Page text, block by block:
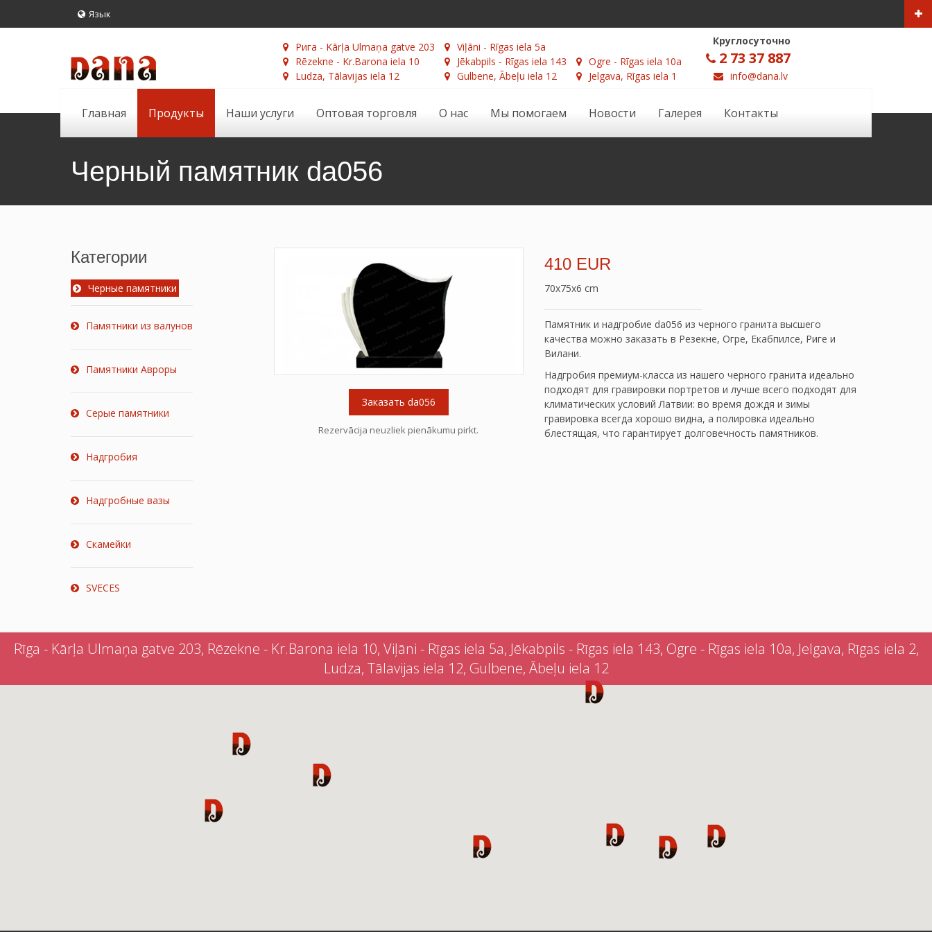
Язык
Рига - Kārļa Ulmaņa gatve 203
Rēzekne - Kr.Barona iela 10
Ludza, Tālavijas iela 12
Viļāni - Rīgas iela 5a
Jēkabpils - Rīgas iela 143
Gulbene, Ābeļu iela 12
Ogre - Rīgas iela 10a
Jelgava, Rīgas iela 1
Круглосуточно
2 73 37 887
info@dana.lv
Главная Продукты Наши услуги Оптовая торговля О нас Мы помогаем Новости Галерея Контакты
Черный памятник da056
Категории
Черные памятники
Памятники из валунов
Памятники Авроры
Серые памятники
Надгробия
Надгробные вазы
Скамейки
SVECES
Заказать da056
Rezervācija neuzliek pienākumu pirkt.
410 EUR
70x75x6 cm
Памятник и надгробие da056 из черного гранита высшего
качества можно заказать в Резекне, Огре, Екабпилсе, Риге и
Вилани.
Надгробия премиум-класса из нашего черного гранита идеально
подходят для гравировки портретов и лучше всего подходят для
климатических условий Латвии: во время дождя и зимы
гравировка всегда хорошо видна, а полировка идеально
блестящая, что гарантирует долговечность памятников.
Rīga - Kārļa Ulmaņa gatve 203, Rēzekne - Kr.Barona iela 10, Viļāni - Rīgas iela 5a, Jēkabpils - Rīgas iela 143, Ogre - Rīgas iela 10a, Jelgava, Rīgas iela 2,
Ludza, Tālavijas iela 12, Gulbene, Ābeļu iela 12